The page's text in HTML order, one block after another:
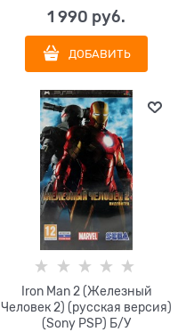
1 990 руб.
ДОБАВИТЬ
Iron Man 2 (Железный
Человек 2) (русская версия)
(Sony PSP) Б/У